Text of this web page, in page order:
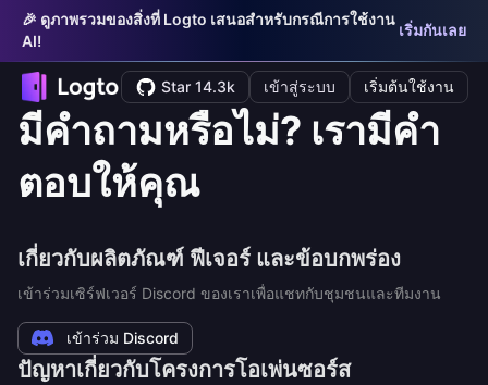
🎉 ดูภาพรวมของสิ่งที่ Logto เสนอสำหรับกรณีการใช้งาน
AI!
เริ่มกันเลย
Star 14.3k เข้าสู่ระบบ เริ่มต้นใช้งาน
มีคำถามหรือไม่? เรามีคำ
ตอบให้คุณ
เกี่ยวกับผลิตภัณฑ์ ฟีเจอร์ และข้อบกพร่อง
เข้าร่วมเซิร์ฟเวอร์ Discord ของเราเพื่อแชทกับชุมชนและทีมงาน
เข้าร่วม Discord
ปัญหาเกี่ยวกับโครงการโอเพ่นซอร์ส